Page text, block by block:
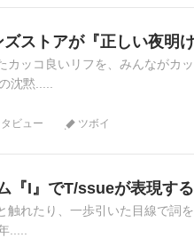
ズストアが『正しい夜明
カッコ良いリフを、みんなが
沈黙.....
タビュー ツボイ
『I』でT/ssueが表現す
触れたり、一歩引いた目線で
.....